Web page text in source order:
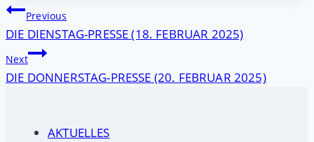
Beitragsnavigation
Previous
DIE DIENSTAG-PRESSE (18. FEBRUAR 2025)
Next
DIE DONNERSTAG-PRESSE (20. FEBRUAR 2025)
AKTUELLES